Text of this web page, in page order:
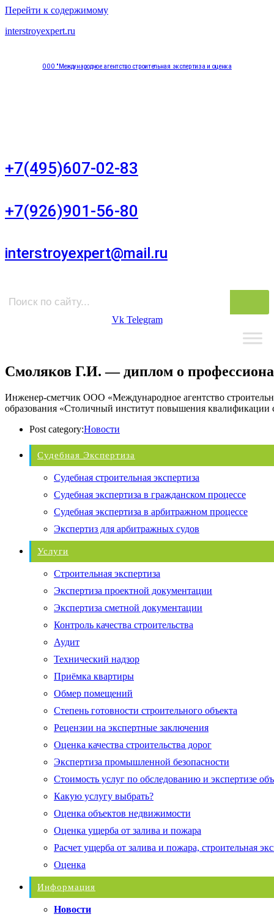
Перейти к содержимому
interstroyexpert.ru
ООО "Международное агентство строительная экспертиза и оценка
+7(495)607-02-83
+7(926)901-56-80
interstroyexpert@mail.ru
Vk Telegram
Смоляков Г.И. — диплом о
Инженер-сметчик ООО «Международное агентство
образования «Столичный институт повышения квалификации
Post category:Новости
Судебная Экспертиза
Судебная строительная экспертиза
Судебная экспертиза в гражданском процессе
Судебная экспертиза в арбитражном процессе
Экспертиз для арбитражных судов
Услуги
Строительная экспертиза
Экспертиза проектной документации
Экспертиза сметной документации
Контроль качества строительства
Аудит
Технический надзор
Приёмка квартиры
Обмер помещений
Степень готовности строительного объекта
Рецензии на экспертные заключения
Оценка качества строительства дорог
Экспертиза промышленной безопасности
Стоимость услуг по обследованию и экспертизе
Какую услугу выбрать?
Оценка объектов недвижимости
Оценка ущерба от залива и пожара
Расчет ущерба от залива и пожара, строительная
Оценка
Информация
Новости